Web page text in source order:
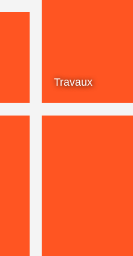
Travaux